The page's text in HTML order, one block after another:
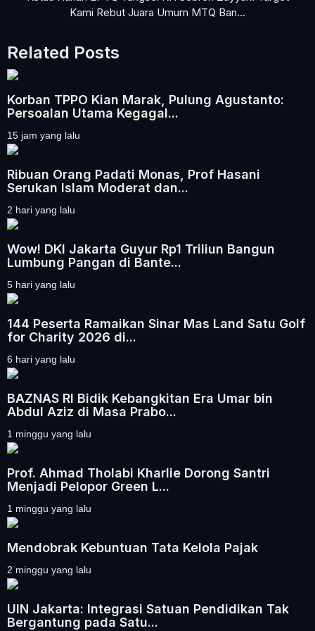
Kami Rebut Juara Umum MTQ Ban...
Related Posts
Korban TPPO Kian Marak, Pulung Agustanto:
Persoalan Utama Kegagal...
15 jam yang lalu
Ribuan Orang Padati Monas, Prof Hasani
Serukan Islam Moderat dan...
2 hari yang lalu
Wow! DKI Jakarta Guyur Rp1 Triliun Bangun
Lumbung Pangan di Bante...
5 hari yang lalu
144 Peserta Ramaikan Sinar Mas Land Satu Golf
for Charity 2026 di...
6 hari yang lalu
BAZNAS RI Bidik Kebangkitan Era Umar bin
Abdul Aziz di Masa Prabo...
1 minggu yang lalu
Prof. Ahmad Tholabi Kharlie Dorong Santri
Menjadi Pelopor Green L...
1 minggu yang lalu
Mendobrak Kebuntuan Tata Kelola Pajak
2 minggu yang lalu
UIN Jakarta: Integrasi Satuan Pendidikan Tak
Bergantung pada Satu...